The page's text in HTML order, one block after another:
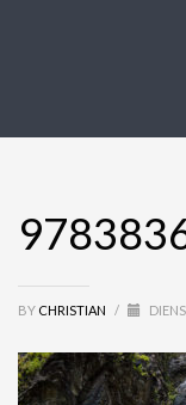
BY CHRISTIAN /